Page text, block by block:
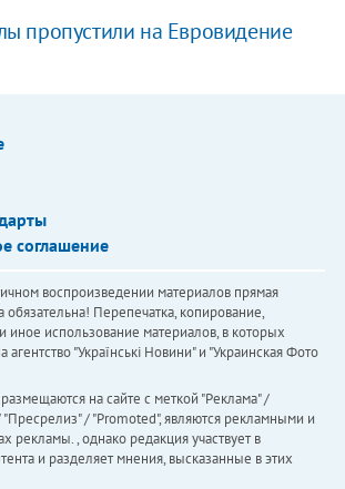
пропустили на Евровидение
соглашение
воспроизведении материалов прямая
обязательна! Перепечатка, копирование,
иное использование материалов, в которых
агентство "Українськi Новини" и "Украинская Фото
на сайте с меткой "Реклама" /
/ "Promoted", являются рекламными и
рекламы. , однако редакция участвует в
и разделяет мнения, высказанные в этих